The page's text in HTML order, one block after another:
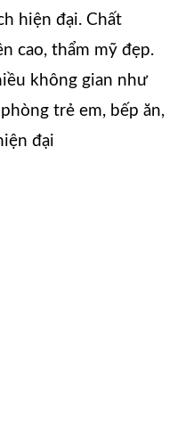
hiện đại. Chất
cao, thẩm mỹ đẹp.
không gian như
trẻ em, bếp ăn,
đại